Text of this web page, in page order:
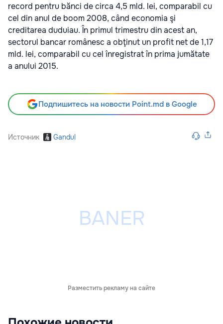
record pentru bănci de circa 4,5 mld. lei, comparabil cu
cel din anul de boom 2008, când economia şi
creditarea duduiau. În primul tri­mestru din acest an,
sectorul bancar românesc a obţinut un profit net de 1,17
mld. lei, comparabil cu cel înregistrat în prima jumătate
a anului 2015.
Подпишитесь на новости Point.md в Google
Источник Gandul
Разместить рекламу на сайте